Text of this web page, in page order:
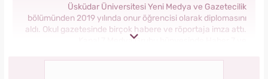
Üsküdar Üniversitesi Yeni Medya ve Gazetecilik
bölümünden 2019 yılında onur öğrencisi olarak diplomasını
aldı. Okul gazetesinde birçok habere ve röportaja imza attı.
Kanal 7 Medya Grubu bünyesinde Haber 7 ve
stajyerlik yaptı. Yasemin.com’da mesleğe ilk adımını attı.